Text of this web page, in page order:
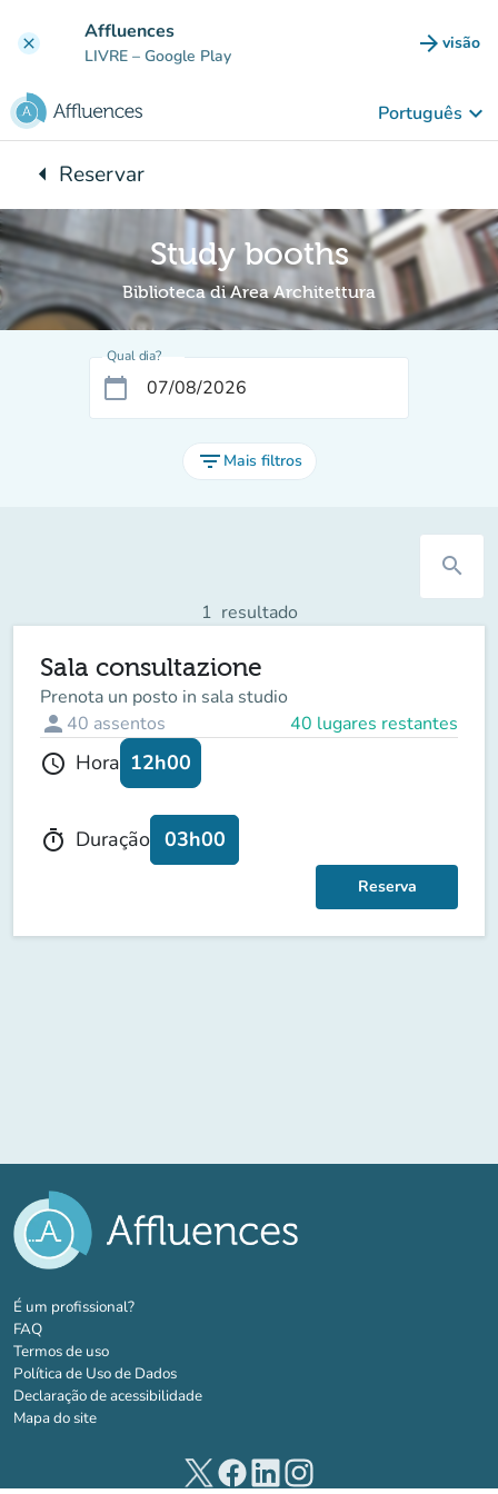
clear Affluences
LIVRE – Google Play arrow_forward visão
(novo
Português keyboard_arrow_down
arrow_leftVoltar para:
Reservar
Study booths
Biblioteca di Area Architettura
Qual dia?
calendar_today
filter_list Mais filtros
search
1 resultado
Sala consultazione
Prenota un posto in sala studio
person 40 assentos 40 lugares restantes
schedule Hora 12h00
timer Duração 03h00
Reserva
É um profissional?(novo separador)
FAQ
Termos de uso
Política de Uso de Dados
Declaração de acessibilidade
Mapa do site
(novo separador)
(novo separador)
(novo separador)